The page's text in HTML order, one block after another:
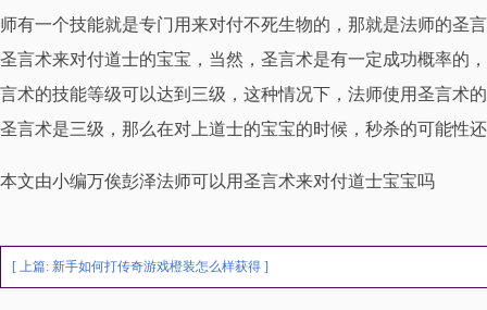
师有一个技能就是专门用来对付不死生物的，那就是法师的圣
圣言术来对付道士的宝宝，当然，圣言术是有一定成功概率的
言术的技能等级可以达到三级，这种情况下，法师使用圣言术
圣言术是三级，那么在对上道士的宝宝的时候，秒杀的可能性
本文由小编万俟彭泽法师可以用圣言术来对付道士宝宝吗
[ 上篇: 新手如何打传奇游戏橙装怎么样获得 ]